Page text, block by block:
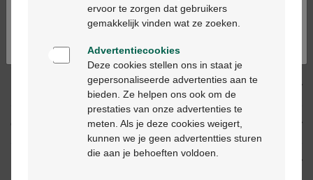
Productbeschrijving
Beschrijving
Continuez en français
ervoor te zorgen dat gebruikers
gemakkelijk vinden wat ze zoeken.
Advertentiecookies
Deze cookies stellen ons in staat je
gepersonaliseerde advertenties aan te
bieden. Ze helpen ons ook om de
prestaties van onze advertenties te
meten. Als je deze cookies weigert,
kunnen we je geen advertentties sturen
die aan je behoeften voldoen.